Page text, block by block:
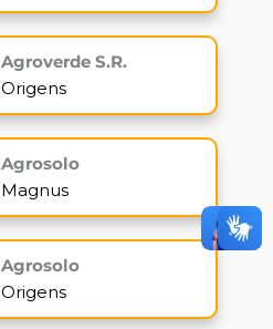
Agroverde S.R.
Origens
Agrosolo
Magnus
Agrosolo
Origens